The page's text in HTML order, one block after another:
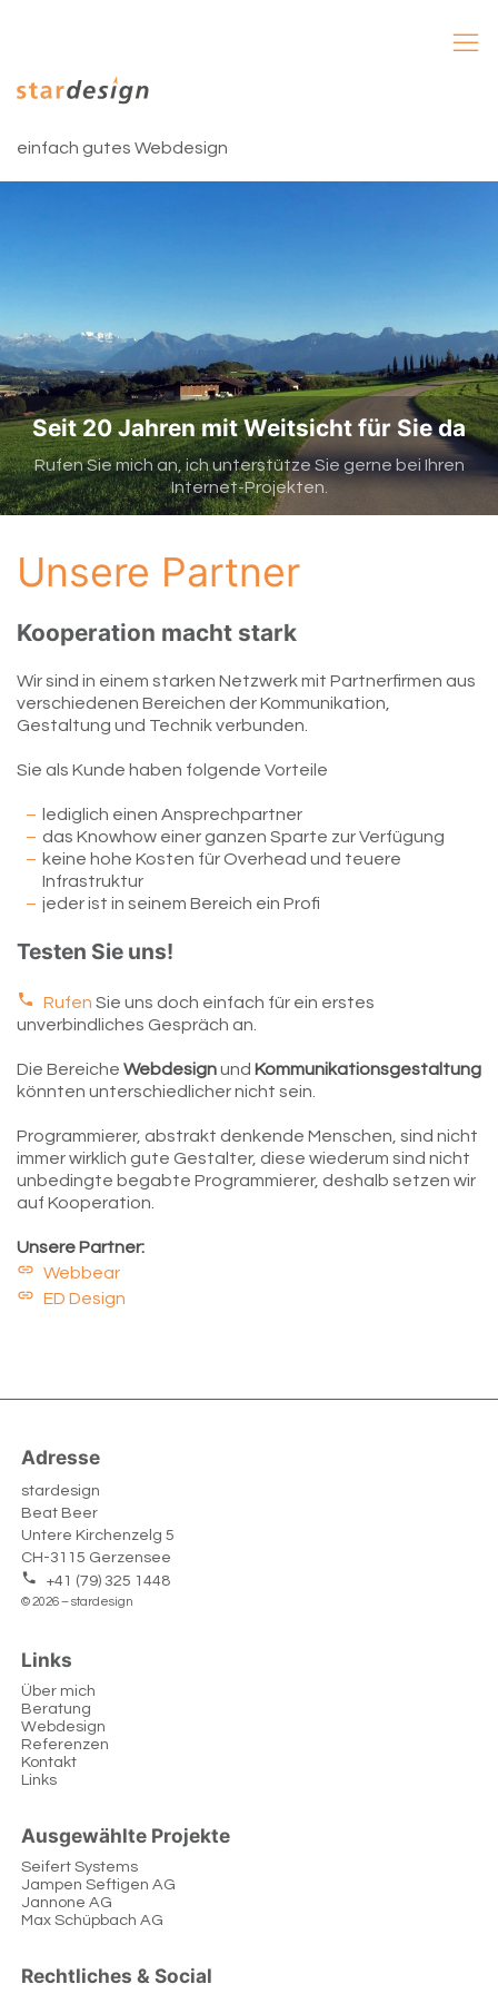
einfach gutes Webdesign
Seit 20 Jahren mit Weitsicht für Sie da
Rufen Sie mich an, ich unterstütze Sie gerne bei Ihren
Internet-Projekten.
Unsere Partner
Kooperation macht stark
Wir sind in einem starken Netzwerk mit Partnerfirmen aus
verschiedenen Bereichen der Kommunikation,
Gestaltung und Technik verbunden.
Sie als Kunde haben folgende Vorteile
lediglich einen Ansprechpartner
das Knowhow einer ganzen Sparte zur Verfügung
keine hohe Kosten für Overhead und teuere
Infrastruktur
jeder ist in seinem Bereich ein Profi
Testen Sie uns!
Rufen Sie uns doch einfach für ein erstes
unverbindliches Gespräch an.
Die Bereiche Webdesignund Kommunikationsgestaltung
könnten unterschiedlicher nicht sein.
Programmierer, abstrakt denkende Menschen, sind nicht
immer wirklich gute Gestalter, diese wiederum sind nicht
unbedingte begabte Programmierer, deshalb setzen wir
auf Kooperation.
Unsere Partner:
Webbear
ED Design
Adresse
stardesign
Beat Beer
Untere Kirchenzelg 5
CH-3115 Gerzensee
+41 (79) 325 1448
© 2026 – stardesign
Links
Über mich
Beratung
Webdesign
Referenzen
Kontakt
Links
Ausgewählte Projekte
Seifert Systems
Jampen Seftigen AG
Jannone AG
Max Schüpbach AG
Rechtliches & Social